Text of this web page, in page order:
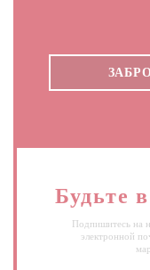
Будьте
Подпишитесь на
электронной